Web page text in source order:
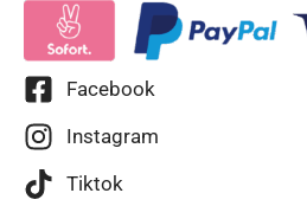
Facebook
Instagram
Tiktok